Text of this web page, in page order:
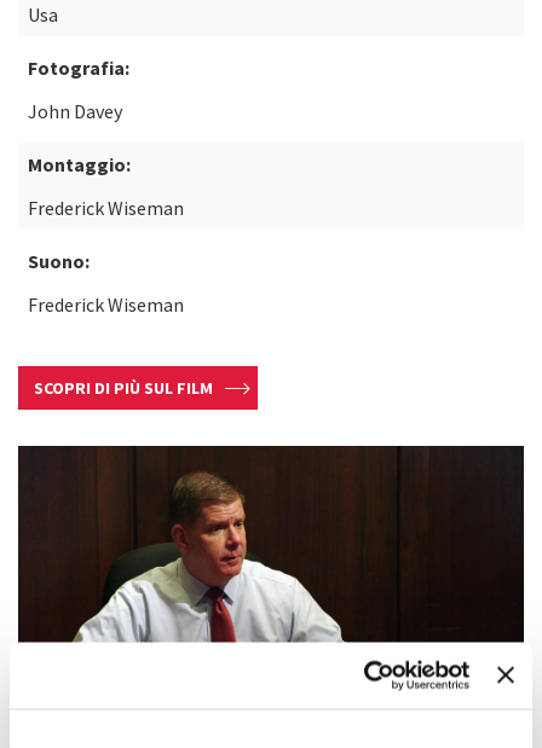
Usa
Fotografia:
John Davey
Montaggio:
Frederick Wiseman
Suono:
Frederick Wiseman
SCOPRI DI PIÙ SUL FILM